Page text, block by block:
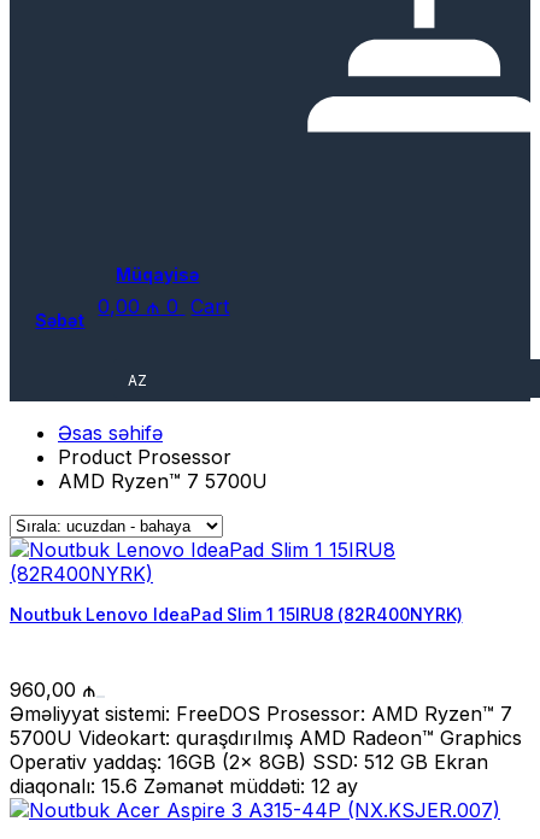
Müqayisə
0,00 ₼ 0 Cart
Səbət
AZ
Əsas səhifə
Product Prosessor
AMD Ryzen™ 7 5700U
Noutbuk Lenovo IdeaPad Slim 1 15IRU8 (82R400NYRK)
960,00 ₼
Əməliyyat sistemi: FreeDOS Prosessor: AMD Ryzen™ 7
5700U Videokart: quraşdırılmış AMD Radeon™ Graphics
Operativ yaddaş: 16GB (2x 8GB) SSD: 512 GB Ekran
diaqonalı: 15.6 Zəmanət müddəti: 12 ay